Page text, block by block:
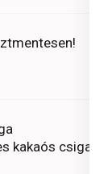
kakaós csiga)